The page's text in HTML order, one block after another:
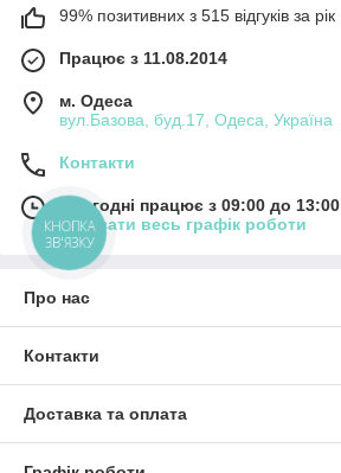
99% позитивних з 515 відгуків за рік
Працює з 11.08.2014
м. Одеса
вул.Базова, буд.17, Одеса, Україна
Контакти
Сьогодні працює з 09:00 до 13:00
Показати весь графік роботи
Про нас
Контакти
Доставка та оплата
КНОПКА
ЗВ'ЯЗКУ